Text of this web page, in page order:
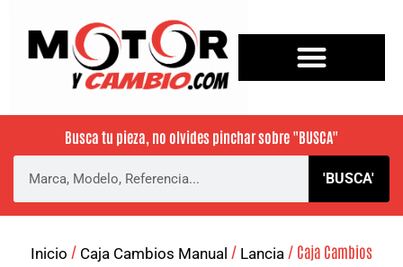
Busca tu pieza, no olvides pinchar sobre "BUSCA"
'BUSCA'
Inicio / Caja Cambios Manual / Lancia / Caja Cambios